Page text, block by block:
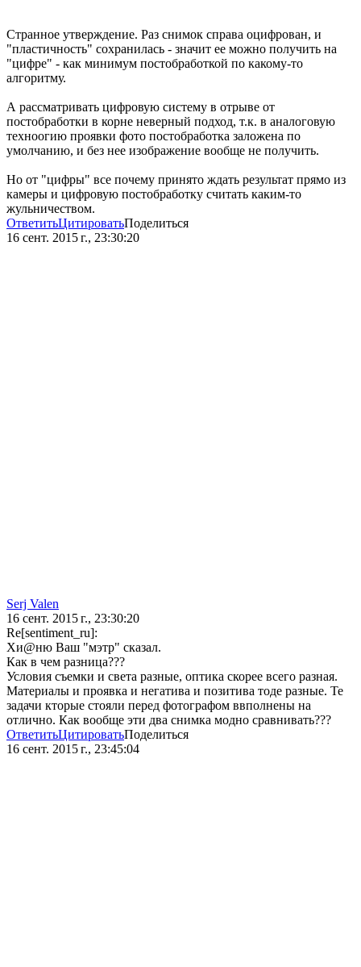
Странное утверждение. Раз снимок справа оцифрован, и
"пластичность" сохранилась - значит ее можно получить на
"цифре" - как минимум постобработкой по какому-то
алгоритму.
А рассматривать цифровую систему в отрыве от
постобработки в корне неверный подход, т.к. в аналоговую
техноогию проявки фото постобработка заложена по
умолчанию, и без нее изображение вообще не получить.
Но от "цифры" все почему принято ждать результат прямо из
камеры и цифровую постобработку считать каким-то
жульничеством.
ОтветитьЦитироватьПоделиться
16 сент. 2015 г., 23:30:20
Serj Valen
16 сент. 2015 г., 23:30:20
Re[sentiment_ru]:
Хи@ню Ваш "мэтр" сказал.
Как в чем разница???
Условия съемки и света разные, оптика скорее всего разная.
Материалы и проявка и негатива и позитива тоде разные. Те
задачи кторые стояли перед фотографом ввполнены на
отлично. Как вообще эти два снимка модно сравнивать???
ОтветитьЦитироватьПоделиться
16 сент. 2015 г., 23:45:04